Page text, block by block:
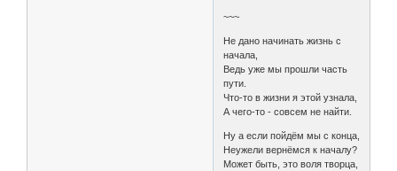
~~~
Не дано начинать жизнь с
начала,
Ведь уже мы прошли часть
пути.
Что-то в жизни я этой узнала,
А чего-то - совсем не найти.
Ну а если пойдём мы с конца,
Неужели вернёмся к началу?
Может быть, это воля творца,